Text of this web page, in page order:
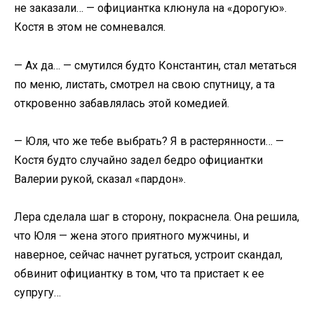
не заказали… — официантка клюнула на «дорогую».
Костя в этом не сомневался.
— Ах да… — смутился будто Константин, стал метаться
по меню, листать, смотрел на свою спутницу, а та
откровенно забавлялась этой комедией.
— Юля, что же тебе выбрать? Я в растерянности… —
Костя будто случайно задел бедро официантки
Валерии рукой, сказал «пардон».
Лера сделала шаг в сторону, покраснела. Она решила,
что Юля — жена этого приятного мужчины, и
наверное, сейчас начнет ругаться, устроит скандал,
обвинит официантку в том, что та пристает к ее
супругу…